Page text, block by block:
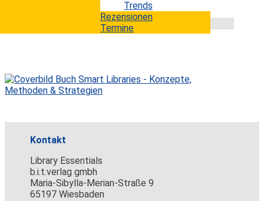
Trends
Rezensionen
Termine
Kontakt
Library Essentials
b.i.t.verlag gmbh
Maria-Sibylla-Merian-Straße 9
65197 Wiesbaden